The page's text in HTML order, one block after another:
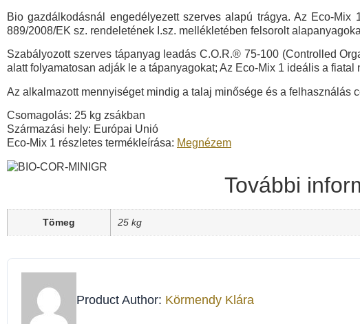
Bio gazdálkodásnál engedélyezett szerves alapú trágya. Az Eco-
889/2008/EK sz. rendeletének I.sz. mellékletében felsorolt
Szabályozott szerves tápanyag leadás C.O.R.® 75-100 (Controlled
alatt folyamatosan adják le a tápanyagokat; Az Eco-Mix 1 ideális a fiatal
Az alkalmazott mennyiséget mindig a talaj minősége és a felhasználás
Csomagolás: 25 kg zsákban
Származási hely: Európai Unió
Eco-Mix 1 részletes termékleírása: Megnézem
További
Tömeg 25 kg
Product Author: Körmendy Klára